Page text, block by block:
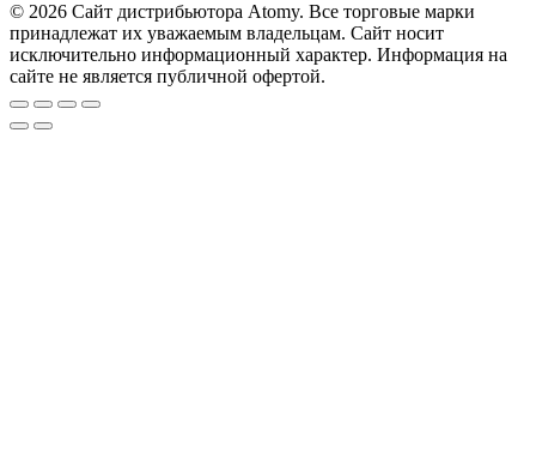
© 2026 Сайт дистрибьютора Atomy. Все торговые марки
принадлежат их уважаемым владельцам. Сайт носит
исключительно информационный характер. Информация на
сайте не является публичной офертой.